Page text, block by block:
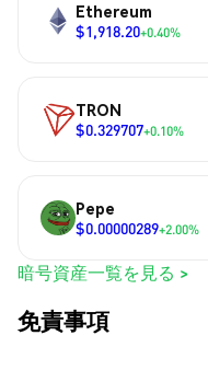
Ethereum
$1,918.20+0.40%
TRON
$0.329707+0.10%
Pepe
$0.00000289+2.00%
暗号資産一覧を見る >
免責事項